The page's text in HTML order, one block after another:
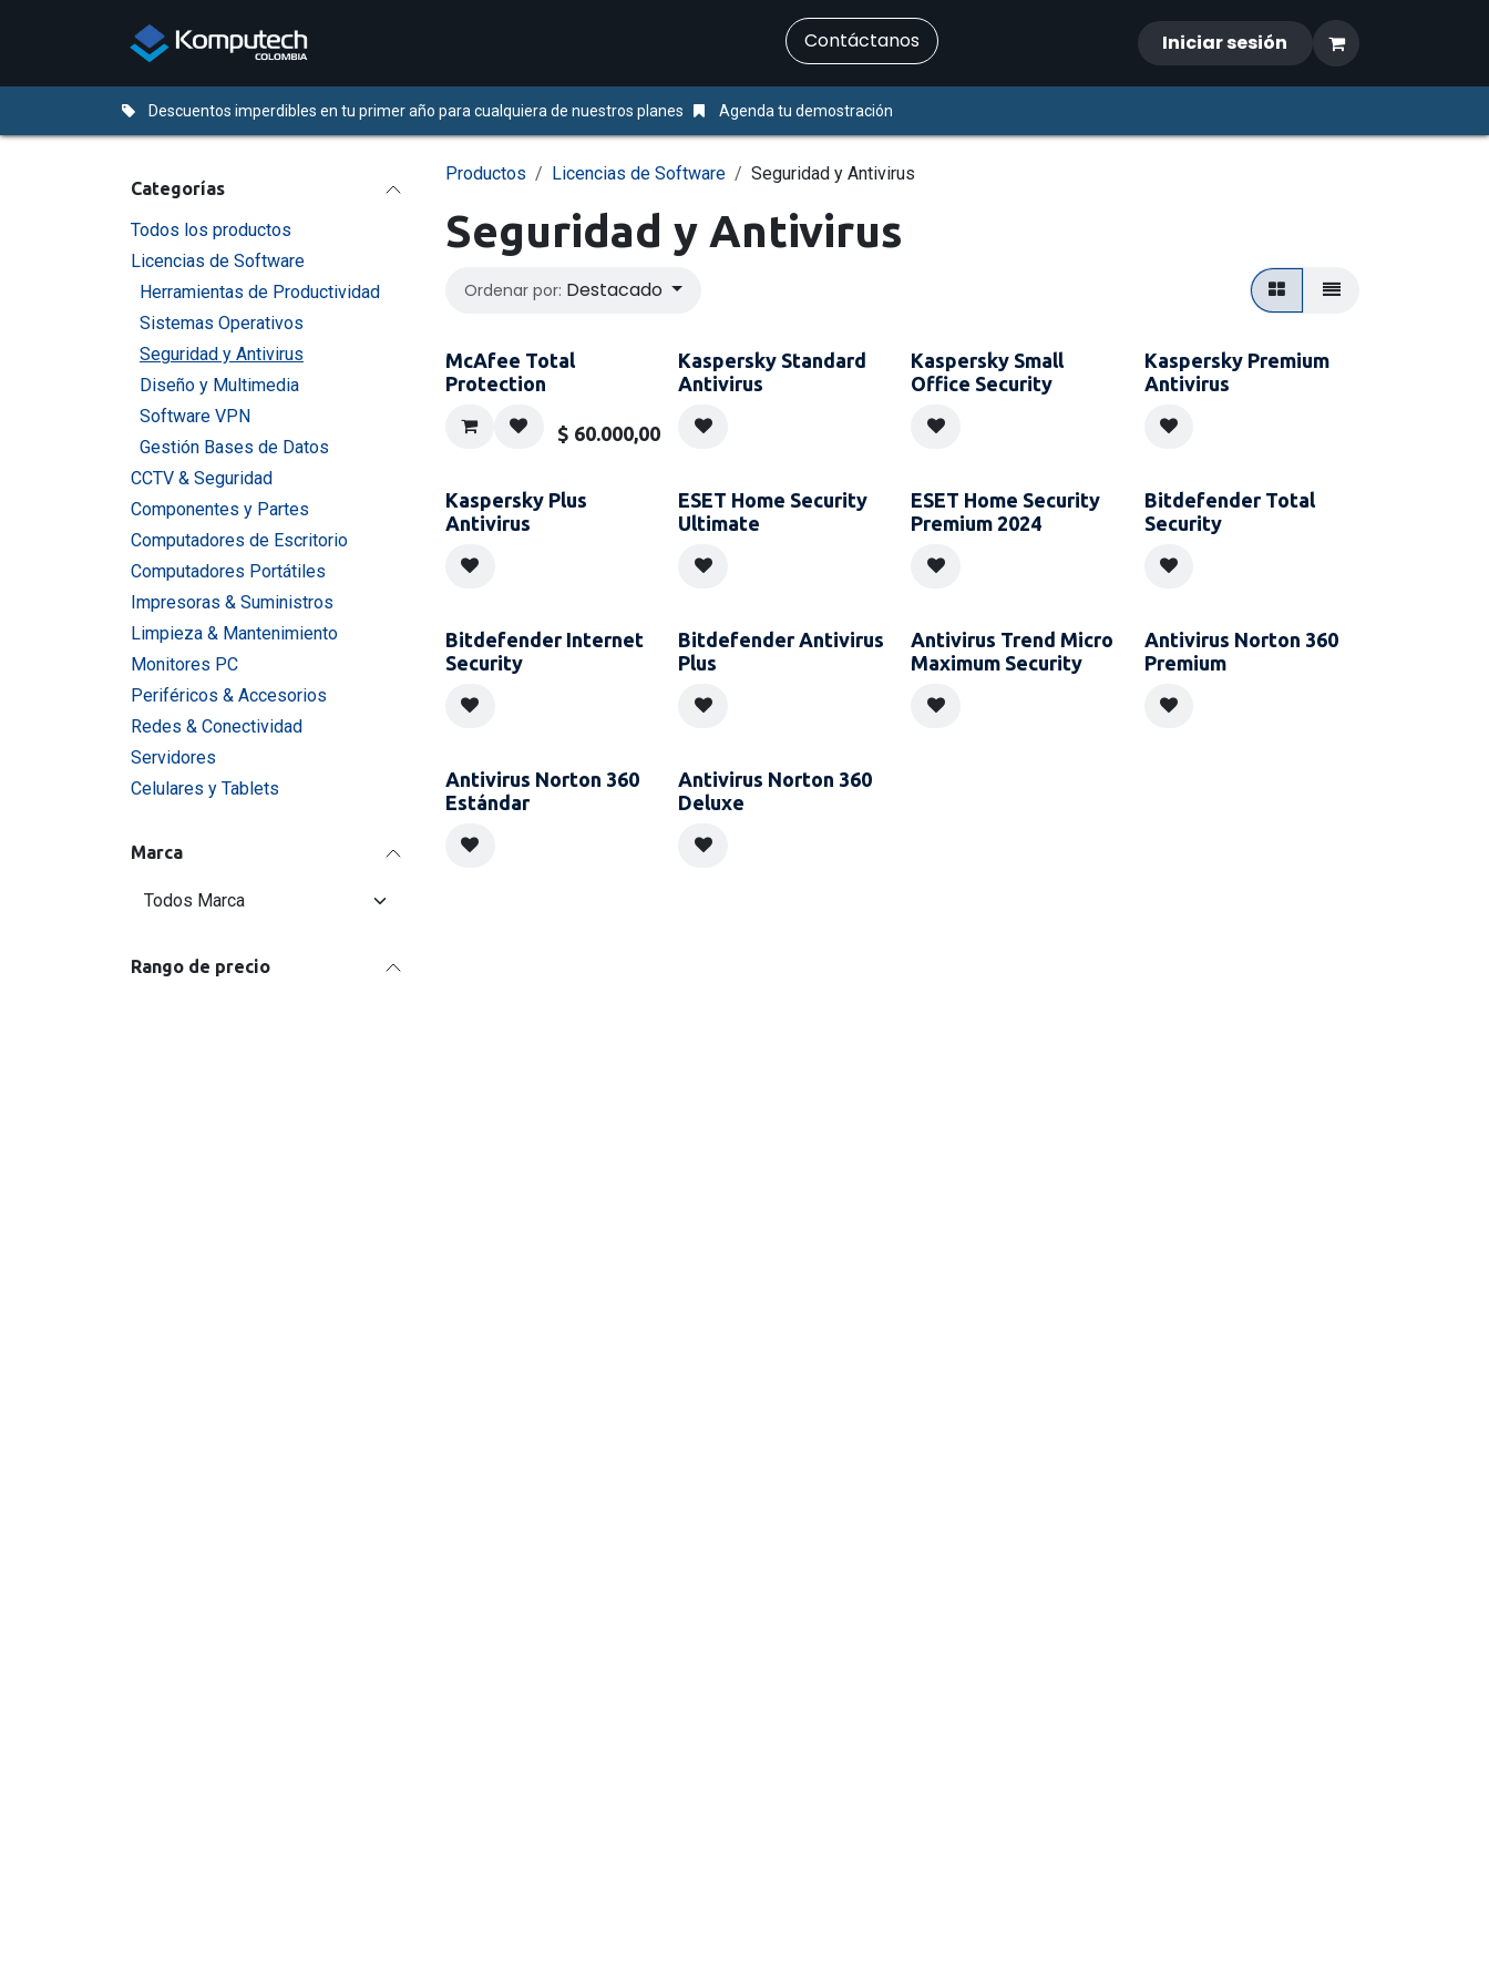
​Contáctanos Iniciar sesión
Descuentos imperdibles en tu primer año para cualquiera de nuestros planes Agenda tu demostración
Categorías
Todos los productos
Licencias de Software
Herramientas de Productividad
Sistemas Operativos
Seguridad y Antivirus
Diseño y Multimedia
Software VPN
Gestión Bases de Datos
CCTV & Seguridad
Componentes y Partes
Computadores de Escritorio
Computadores Portátiles
Impresoras & Suministros
Limpieza & Mantenimiento
Monitores PC
Periféricos & Accesorios
Redes & Conectividad
Servidores
Celulares y Tablets
Marca
Rango de precio
Productos Licencias de Software Seguridad y Antivirus
Seguridad y Antivirus
Ordenar por: Destacado
McAfee Total
Protection
$ 60.000,00
Kaspersky Standard
Antivirus
Kaspersky Small
Office Security
Kaspersky Premium
Antivirus
Kaspersky Plus
Antivirus
ESET Home Security
Ultimate
ESET Home Security
Premium 2024
Bitdefender Total
Security
Bitdefender Internet
Security
Bitdefender Antivirus
Plus
Antivirus Trend Micro
Maximum Security
Antivirus Norton 360
Premium
Antivirus Norton 360
Estándar
Antivirus Norton 360
Deluxe